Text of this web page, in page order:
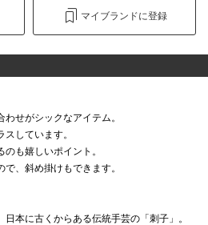
マイブランドに登録
せがシックなアイテム。
しています。
も嬉しいポイント。
、斜め掛けもできます。
本に古くからある伝統手芸の「刺子」。